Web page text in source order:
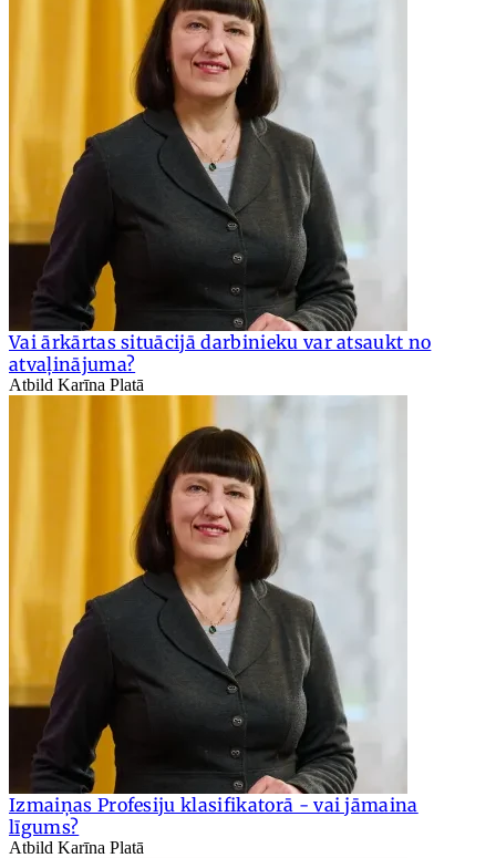
Vai ārkārtas situācijā darbinieku var atsaukt no
atvaļinājuma?
Atbild Karīna Platā
Izmaiņas Profesiju klasifikatorā - vai jāmaina
līgums?
Atbild Karīna Platā